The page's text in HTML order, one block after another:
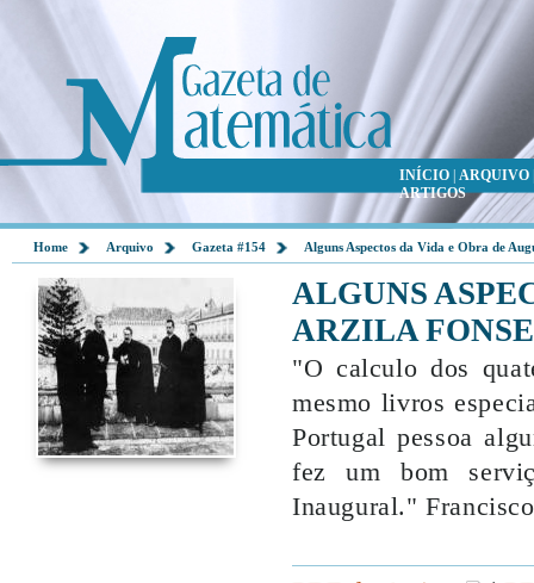
INÍCIO ARQUIVO
ARTIGOS
Home Arquivo Gazeta #154 Alguns Aspectos da Vida e Obra de
ALGUNS
ARZILA
"O calculo dos
mesmo livros
Portugal pessoa
fez um bom
Inaugural."